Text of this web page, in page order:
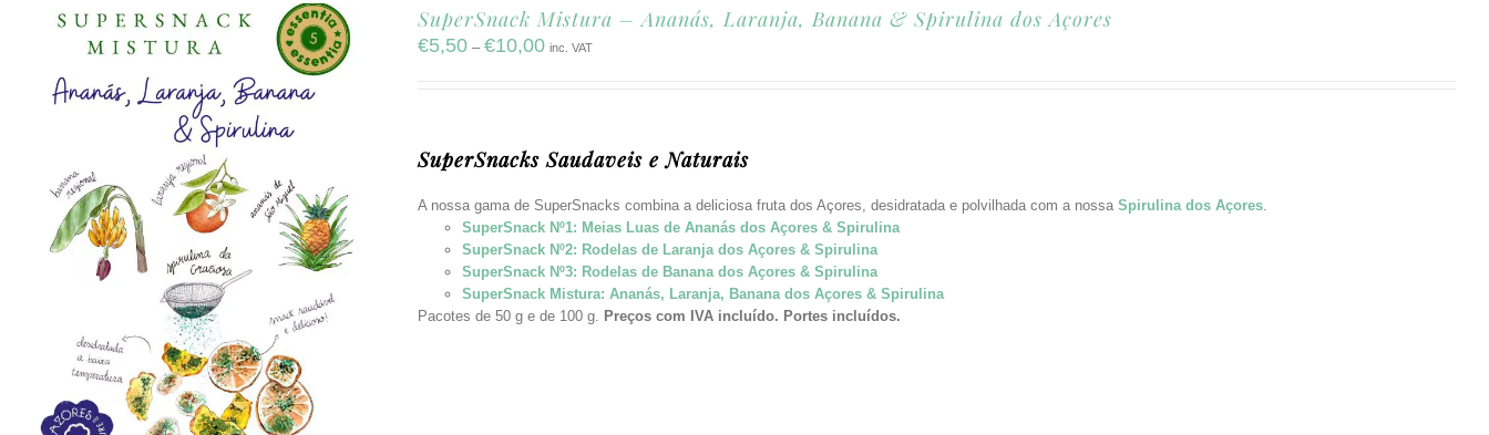
SuperSnack Mistura – Ananás, Laranja, Banana & Spirulina dos Açores
€5,50– €10,00 inc. VAT
SuperSnacks Saudaveis e Naturais
A nossa gama de SuperSnacks combina a deliciosa fruta dos Açores, desidratada e polvilhada com a nossa Spirulina dos Açores.
SuperSnack Nº1: Meias Luas de Ananás dos Açores & Spirulina
SuperSnack Nº2: Rodelas de Laranja dos Açores & Spirulina
SuperSnack Nº3: Rodelas de Banana dos Açores & Spirulina
SuperSnack Mistura: Ananás, Laranja, Banana dos Açores & Spirulina
Pacotes de 50 g e de 100 g. Preços com IVA incluído. Portes incluídos.